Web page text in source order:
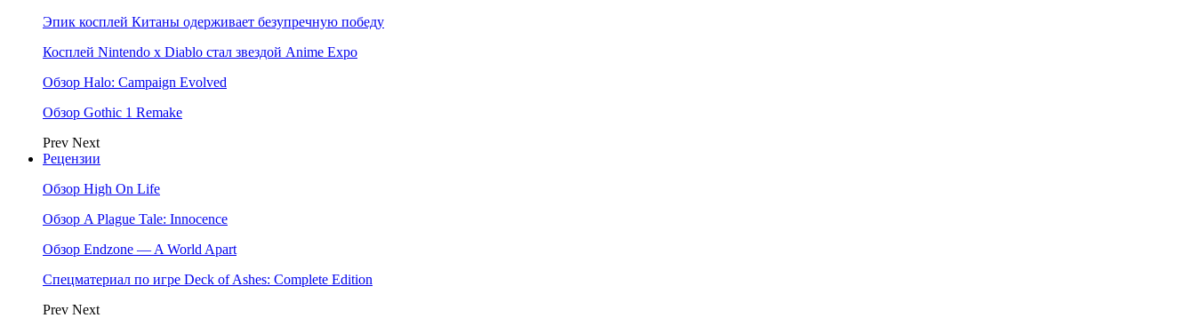
Эпик косплей Китаны одерживает безупречную победу
Косплей Nintendo x Diablo стал звездой Anime Expo
Обзор Halo: Campaign Evolved
Обзор Gothic 1 Remake
Prev Next
Рецензии
Обзор High On Life
Обзор A Plague Tale: Innocence
Обзор Endzone — A World Apart
Спецматериал по игре Deck of Ashes: Complete Edition
Prev Next